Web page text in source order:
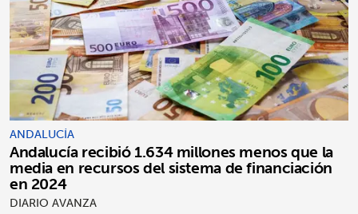
ANDALUCÍA
Andalucía recibió 1.634 millones menos que la
media en recursos del sistema de financiación
en 2024
DIARIO AVANZA